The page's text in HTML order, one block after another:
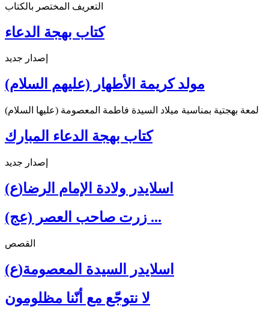
التعريف المختصر بالكتاب
كتاب بهجة الدعاء
إصدار جديد
مولد كريمة الأطهار (عليهم السلام)
لمعة بهجتية بمناسبة ميلاد السيدة فاطمة المعصومة (عليها السلام)
كتاب بهجة الدعاء المبارك
إصدار جديد
اسلايدر ولادة الإمام الرضا(ع)
زرت صاحب العصر (عج) ...
القصص
اسلايدر السيدة المعصومة(ع)
لا نتوجّع مع أنّنا مظلومون